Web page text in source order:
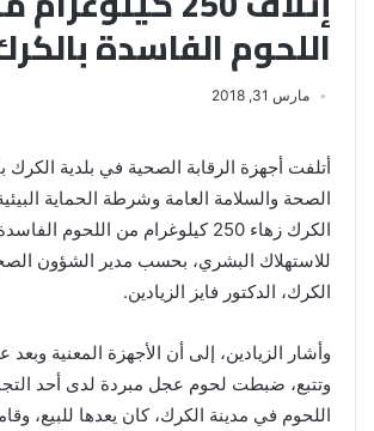
اللحوم الفاسدة
مارس 31, 2018
أتلفت أجهزة الرقابة الصحية في بلدية الكرك
الصحة والسلامة العامة وشرطة الحماية
الكرك زهاء 250 كيلوغرام من اللحوم
للاستهلاك البشري، بحسب مدير الشؤون
الكرك، الدكتور فايز الزيادين.
وأشار الزيادين، إلى أن الأجهزة المعنية وبعد
وتتبع، ضبطت لحوم عجل مبردة لدى أحد
اللحوم في مدينة الكرك، كان يعدها للبيع،